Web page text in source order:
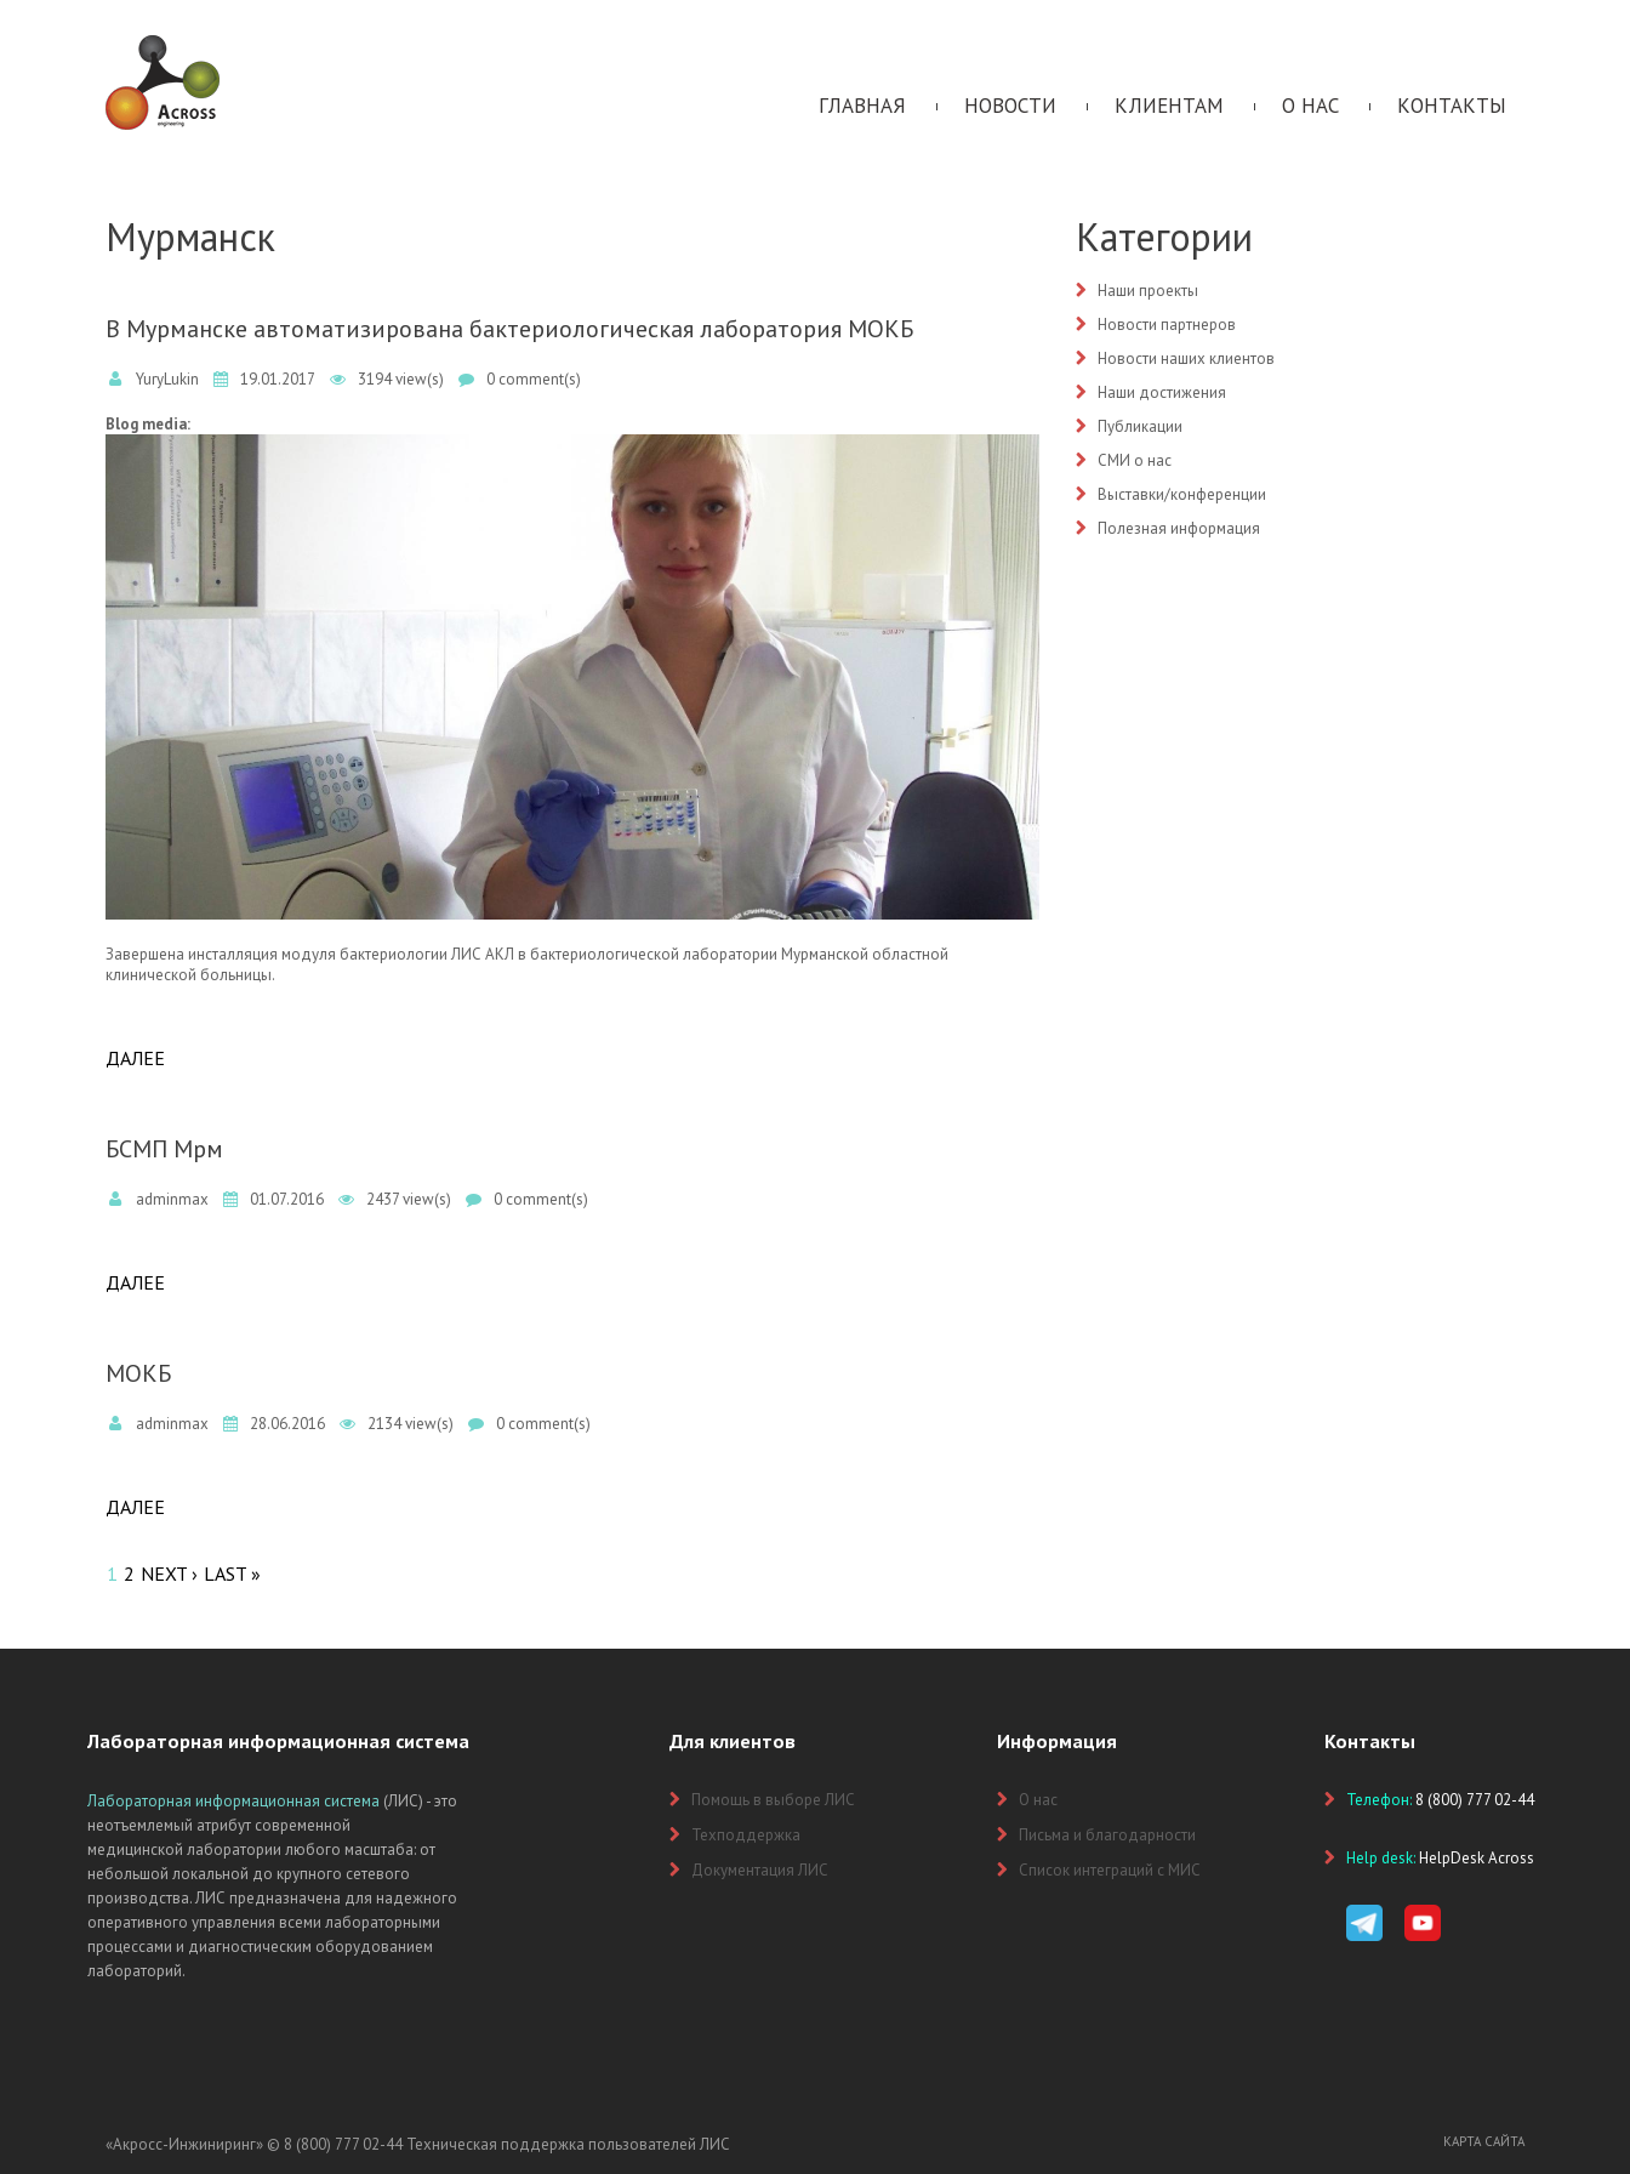
ГЛАВНАЯ НОВОСТИ КЛИЕНТАМ О НАС КОНТАКТЫ
Мурманск
В Мурманске автоматизирована бактериологическая лаборатория МОКБ
YuryLukin 19.01.2017 3194 view(s) 0 comment(s)
Blog media:
Завершена инсталляция модуля бактериологии ЛИС АКЛ в бактериологической лаборатории Мурманской областной
клинической больницы.
ДАЛЕЕ
БСМП Мрм
adminmax 01.07.2016 2437 view(s) 0 comment(s)
ДАЛЕЕ
МОКБ
adminmax 28.06.2016 2134 view(s) 0 comment(s)
ДАЛЕЕ
1 2 NEXT › LAST »
Категории
Наши проекты
Новости партнеров
Новости наших клиентов
Наши достижения
Публикации
СМИ о нас
Выставки/конференции
Полезная информация
Лабораторная информационная система
Лабораторная информационная система (ЛИС) - это
неотъемлемый атрибут современной
медицинской лаборатории любого масштаба: от
небольшой локальной до крупного сетевого
производства. ЛИС предназначена для надежного
оперативного управления всеми лабораторными
процессами и диагностическим оборудованием
лабораторий.
Для клиентов
Помощь в выборе ЛИС
Техподдержка
Документация ЛИС
Информация
О нас
Письма и благодарности
Список интеграций с МИС
Контакты
Телефон: 8 (800) 777 02-44
Help desk:HelpDesk Across
«Акросс-Инжиниринг» © 8 (800) 777 02-44 Техническая поддержка пользователей ЛИС КАРТА САЙТА